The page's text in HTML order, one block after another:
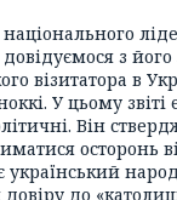
з його
візитатора в
У цьому звіті
Він
осторонь
український
до